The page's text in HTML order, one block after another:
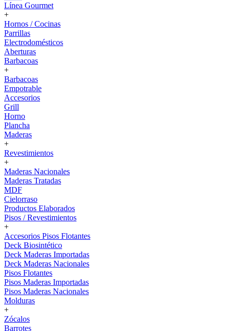
Línea Gourmet
+
Hornos / Cocinas
Parrillas
Electrodomésticos
Aberturas
Barbacoas
+
Barbacoas
Empotrable
Accesorios
Grill
Horno
Plancha
Maderas
+
Revestimientos
+
Maderas Nacionales
Maderas Tratadas
MDF
Cielorraso
Productos Elaborados
Pisos / Revestimientos
+
Accesorios Pisos Flotantes
Deck Biosintético
Deck Maderas Importadas
Deck Maderas Nacionales
Pisos Flotantes
Pisos Maderas Importadas
Pisos Maderas Nacionales
Molduras
+
Zócalos
Barrotes